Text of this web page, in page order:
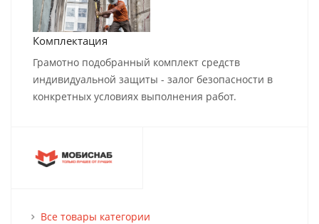
Комплектация
Грамотно подобранный комплект средств
индивидуальной защиты - залог безопасности в
конкретных условиях выполнения работ.
Все товары категории